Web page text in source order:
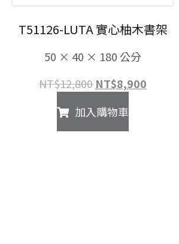
T51126-LUTA 實心柚木書架
50 × 40 × 180 公分
NT$12,800 原
價
格：
NT$8,900
加入購物車